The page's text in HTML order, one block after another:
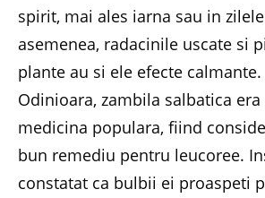
spirit, mai ales iarna sau in
asemenea, radacinile uscate si
plante au si ele efecte calmante.
Odinioara, zambila salbatica
medicina populara, fiind
bun remediu pentru leucoree.
constatat ca bulbii ei proaspeti